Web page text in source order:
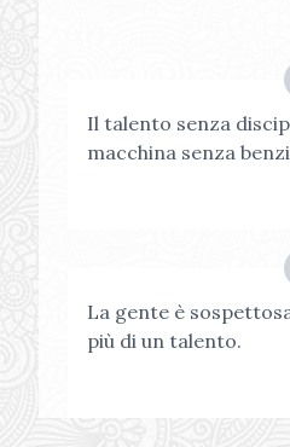
Il talento senza
macchina senza
La gente è
più di un talento.